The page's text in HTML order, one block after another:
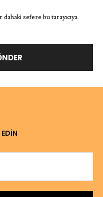
sefere bu tarayıcıya